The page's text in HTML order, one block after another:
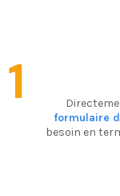
formulaire
besoin en
1